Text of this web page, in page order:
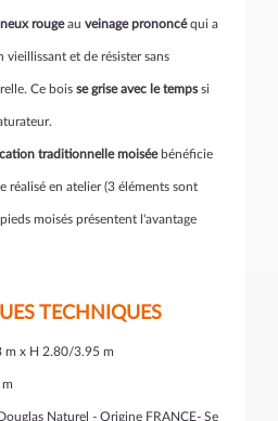
rougeau veinage prononcéqui a
et de résister sans
Ce bois se grise avec le tempssi
traditionnelle moiséebénéficie
réalisé en atelier (3 éléments sont
moisés présentent l'avantage
TECHNIQUES
m x H 2.80/3.95 m
Naturel - Origine FRANCE- Se